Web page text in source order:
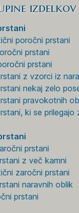
izdelkov
poročni prstani
prstani
prstani
z vzorci iz
nekaj zelo
pravokotnih
ki se prilegajo
prstani
z več kamni
zaročni prstani
naravnih oblik
prstani